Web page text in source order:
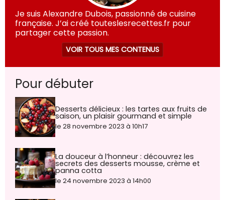
Je suis Alexandre Dubois, passionné de cuisine
française. J’ai créé touteslesrecettes.fr pour
partager cette passion.
VOIR TOUS MES CONTENUS
Pour débuter
Desserts délicieux : les tartes aux fruits de
saison, un plaisir gourmand et simple
le 28 novembre 2023 à 10h17
La douceur à l’honneur : découvrez les
secrets des desserts mousse, crème et
panna cotta
le 24 novembre 2023 à 14h00